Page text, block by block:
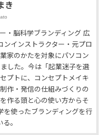
き
・脳科学ブランディング 広
ンインストラクター・元プロ
家のかたを対象にパソコン
した。今は「起業迷子を選
プトに、コンセプトメイキ
作・発信の仕組みづくりの
作る頭と心の使い方からそ
を使ったブランディングを行
。